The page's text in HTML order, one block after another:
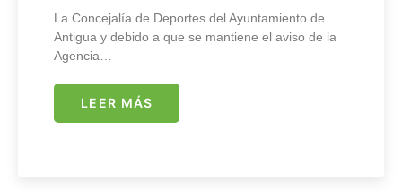
La Concejalía de Deportes del Ayuntamiento de
Antigua y debido a que se mantiene el aviso de la
Agencia…
LEER MÁS